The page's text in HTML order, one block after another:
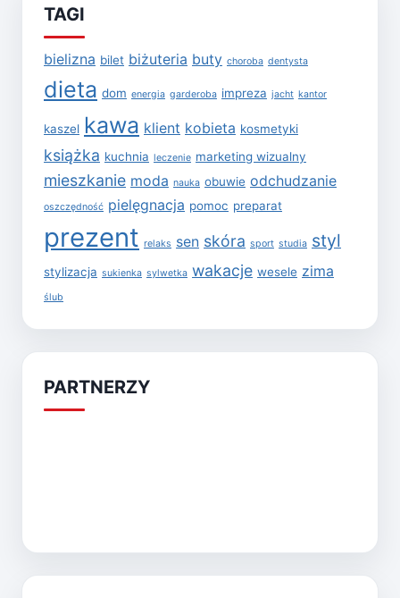
TAGI
bielizna bilet biżuteria buty choroba dentysta
dieta dom energia garderoba impreza jacht kantor
kaszel kawa klient kobieta kosmetyki
książka kuchnia leczenie marketing wizualny
mieszkanie moda nauka obuwie odchudzanie
oszczędność pielęgnacja pomoc preparat
prezent relaks sen skóra sport studia styl
stylizacja sukienka sylwetka wakacje wesele zima
ślub
PARTNERZY